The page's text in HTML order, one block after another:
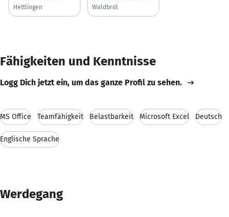
Hettlingen
Waldbröl
Fähigkeiten und Kenntnisse
Logg Dich jetzt ein, um das ganze Profil zu sehen.
MS Office Teamfähigkeit Belastbarkeit Microsoft Excel Deutsch
Englische Sprache
Werdegang